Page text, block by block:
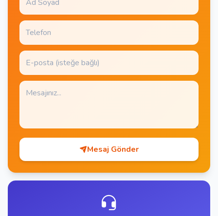
Mesaj Gönder